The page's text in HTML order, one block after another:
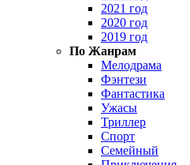
2021 год
2020 год
2019 год
По Жанрам
Мелодрама
Фэнтези
Фантастика
Ужасы
Триллер
Спорт
Семейный